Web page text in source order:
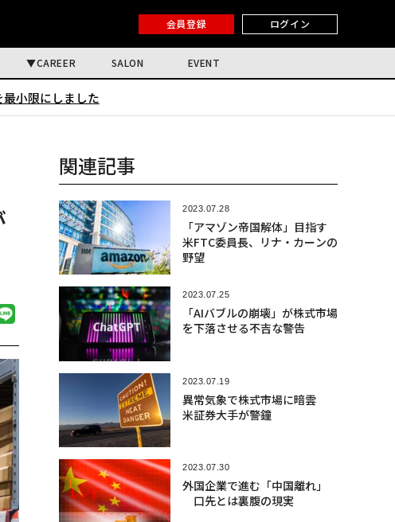
会員登録 ログイン
CAREER SALON EVENT
小限にしました
関連記事
2023.07.28
「アマゾン帝国解体」目指す
米FTC委員長、リナ・カーンの
野望
2023.07.25
「AIバブルの崩壊」が株式市場
を下落させる不吉な警告
2023.07.19
異常気象で株式市場に暗雲
米証券大手が警鐘
2023.07.30
外国企業で進む「中国離れ」
口先とは裏腹の現実